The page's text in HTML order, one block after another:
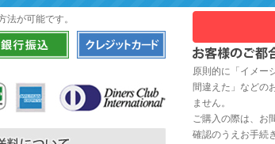
法が可能です。
原則的に「イメー
間違えた」などの
ません。
ご購入の際は、お
確認のうえお手続